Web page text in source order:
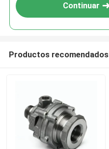
Continuar
Productos recomendados